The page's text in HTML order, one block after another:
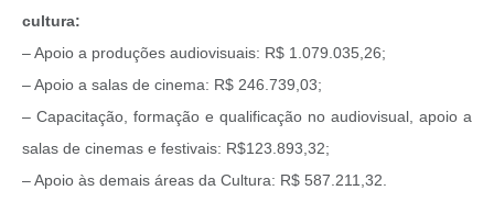
cultura:
– Apoio a produções audiovisuais: R$ 1.079.035,26;
– Apoio a salas de cinema: R$ 246.739,03;
– Capacitação, formação e qualificação no audiovisual, apoio a
salas de cinemas e festivais: R$123.893,32;
– Apoio às demais áreas da Cultura: R$ 587.211,32.